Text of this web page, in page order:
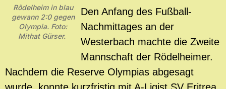
Rödelheim in blau
gewann 2:0 gegen
Olympia. Foto:
Mithat Gürser.
Den Anfang des Fußball-
Nachmittages an der
Westerbach machte die Zweite
Mannschaft der Rödelheimer.
Nachdem die Reserve Olympias abgesagt